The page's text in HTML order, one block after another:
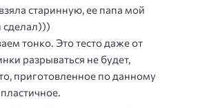
старинную, ее папа мой
сделал)))
тонко. Это тесто даже от
разрываться не будет,
приготовленное по данному